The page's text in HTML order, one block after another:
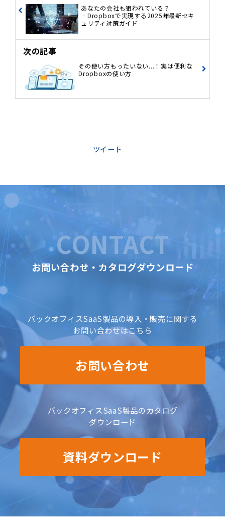
あなたの会社も狙われている？
‐Dropboxで実現する2025年最新セキ
ュリティ対策ガイド
次の記事
その使い方もったいない...！実は便利な
Dropboxの使い方
ツイート
CONTACT
お問い合わせ・カタログダウンロード
バックオフィスSaaS製品の導入・販売に関する
お問い合わせはこちら
お問い合わせ
バックオフィスSaaS製品のカタログ
ダウンロード
資料ダウンロード